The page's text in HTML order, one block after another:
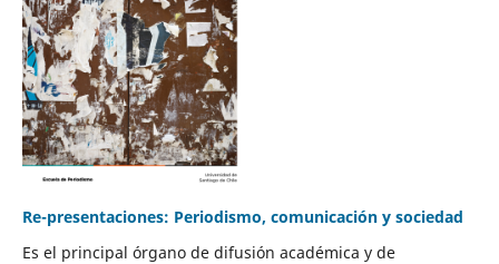
Re-presentaciones: Periodismo, comunicación y sociedad
Es el principal órgano de difusión académica y de